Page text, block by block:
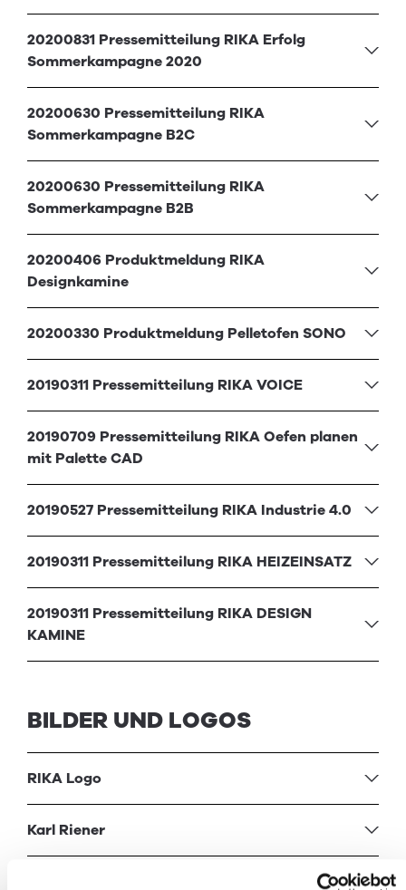
20200831 Pressemitteilung RIKA Erfolg
Sommerkampagne 2020
20200630 Pressemitteilung RIKA
Sommerkampagne B2C
20200630 Pressemitteilung RIKA
Sommerkampagne B2B
20200406 Produktmeldung RIKA
Designkamine
20200330 Produktmeldung Pelletofen SONO
20190311 Pressemitteilung RIKA VOICE
20190709 Pressemitteilung RIKA Oefen planen
mit Palette CAD
20190527 Pressemitteilung RIKA Industrie 4.0
20190311 Pressemitteilung RIKA HEIZEINSATZ
20190311 Pressemitteilung RIKA DESIGN
KAMINE
BILDER UND LOGOS
RIKA Logo
Karl Riener